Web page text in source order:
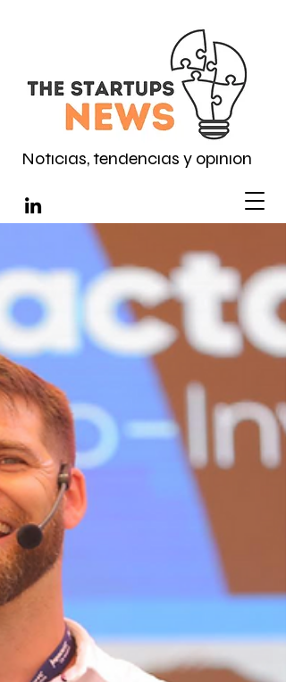
Noticias, tendencias y opinión